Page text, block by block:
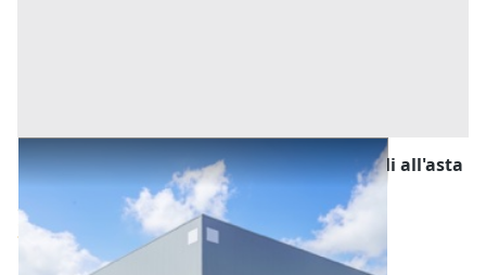
Fabbricati Costruiti per Esigenze Industriali all'asta
a Padova
Casale di Scodosia
Offerta minima
22.500 € 30.000 €